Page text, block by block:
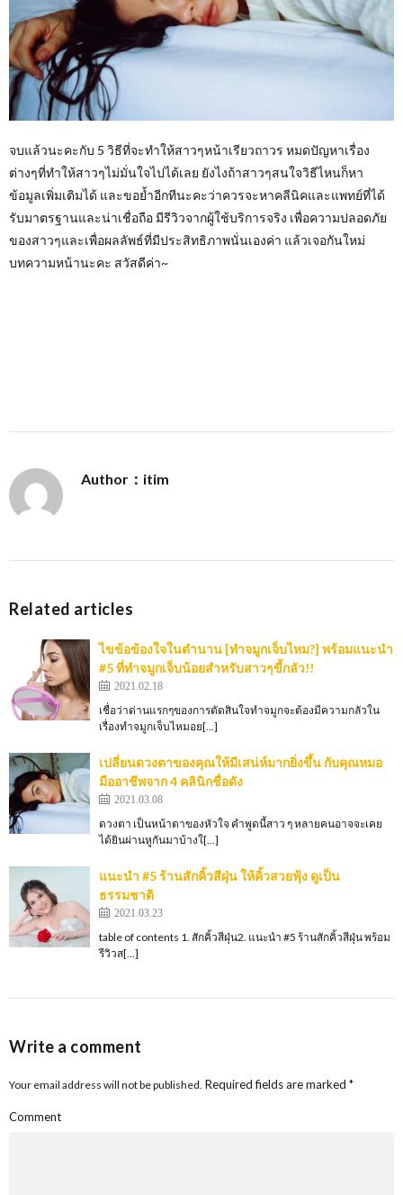
จบแล้วนะคะกับ 5 วิธีที่จะทำให้สาวๆหน้าเรียวถาวร หมดปัญหาเรื่อง
ต่างๆที่ทำให้สาวๆไม่มั่นใจไปได้เลย ยังไงถ้าสาวๆสนใจวิธีไหนก็หา
ข้อมูลเพิ่มเติมได้ และขอย้ำอีกทีนะคะว่าควรจะหาคลีนิคและแพทย์ที่ได้
รับมาตรฐานและน่าเชื่อถือ มีรีวิวจากผู้ใช้บริการจริง เพื่อความปลอดภัย
ของสาวๆและเพื่อผลลัพธ์ที่มีประสิทธิภาพนั่นเองค่า แล้วเจอกันใหม่
บทความหน้านะคะ สวัสดีค่า~
Author：itim
Related articles
ไขข้อข้องใจในตำนาน [ทำจมูกเจ็บไหม?] พร้อมแนะนำ
#5 ที่ทำจมูกเจ็บน้อยสำหรับสาวๆขี้กลัว!!
2021.02.18
เชื่อว่าด่านแรกๆของการตัดสินใจทำจมูกจะต้องมีความกลัวใน
เรื่องทำจมูกเจ็บไหมอย[…]
เปลี่ยนดวงตาของคุณให้มีเสน่ห์มากยิ่งขึ้น กับคุณหมอ
มืออาชีพจาก 4 คลินิกชื่อดัง
2021.03.08
ดวงตา เป็นหน้าตาของหัวใจ คำพูดนี้สาว ๆ หลายคนอาจจะเคย
ได้ยินผ่านหูกันมาบ้างใ[…]
แนะนำ #5 ร้านสักคิ้วสีฝุ่น ให้คิ้วสวยฟุ้ง ดูเป็น
ธรรมชาติ
2021.03.23
table of contents 1. สักคิ้วสีฝุ่น2. แนะนำ #5 ร้านสักคิ้วสีฝุ่น พร้อม
รีวิวส[…]
Write a comment
Your email address will not be published. Required fields are marked *
Comment